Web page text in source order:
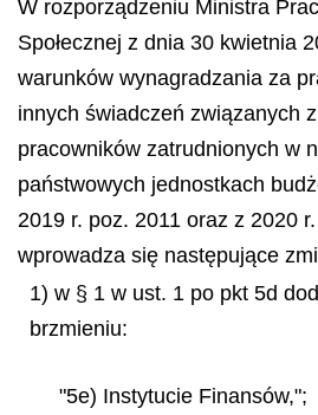
W rozporządzeniu Ministra
Społecznej z dnia 30 kwietnia
warunków wynagradzania za
innych świadczeń związanych
pracowników zatrudnionych w
państwowych jednostkach
2019 r. poz. 2011 oraz z 2020
wprowadza się następujące
1) w § 1 w ust. 1 po pkt 5d
brzmieniu:
"5e) Instytucie Finansów,";